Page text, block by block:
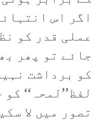
اگر اس
عملی قدر کو
جائے تو پھر
کو برداشت
لفظ’’لمحہ‘‘
تصور میں لا